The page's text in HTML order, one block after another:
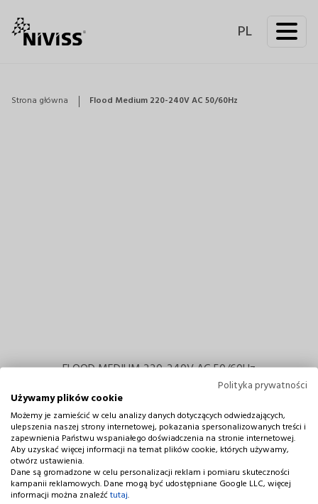
PL
Strona główna Flood Medium 220-240V AC 50/60Hz
FLOOD MEDIUM 220-240V AC 50/60Hz
Adres firmy
Polityka prywatności
Używamy plików cookie
Możemy je zamieścić w celu analizy danych dotyczących odwiedzających,
ulepszenia naszej strony internetowej, pokazania spersonalizowanych treści i
zapewnienia Państwu wspaniałego doświadczenia na stronie internetowej.
Aby uzyskać więcej informacji na temat plików cookie, których używamy,
otwórz ustawienia.
Dane są gromadzone w celu personalizacji reklam i pomiaru skuteczności
kampanii reklamowych. Dane mogą być udostępniane Google LLC, więcej
informacji można znaleźćtutaj.